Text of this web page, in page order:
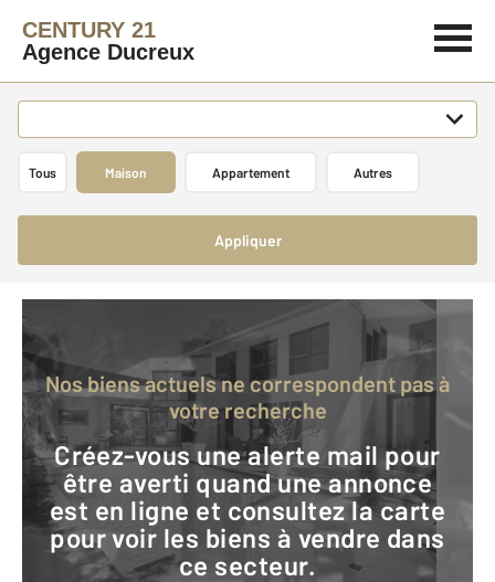
CENTURY 21
Agence Ducreux
Tous Maison Appartement Autres
Appliquer
Nos biens actuels ne correspondent pas à
votre recherche
Créez-vous une alerte mail pour
être averti quand une annonce
est en ligne et consultez la carte
pour voir les biens à vendre dans
ce secteur.